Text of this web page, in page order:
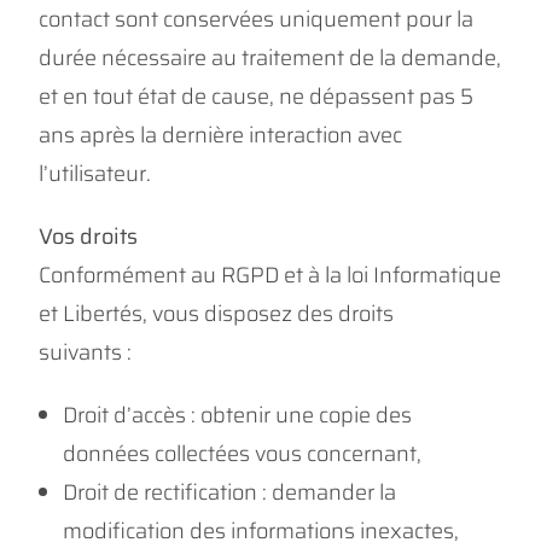
contact sont conservées uniquement pour la
durée nécessaire au traitement de la demande,
et en tout état de cause, ne dépassent pas 5
ans après la dernière interaction avec
l’utilisateur.
Vos droits
Conformément au RGPD et à la loi Informatique
et Libertés, vous disposez des droits
suivants :
Droit d’accès : obtenir une copie des
données collectées vous concernant,
Droit de rectification : demander la
modification des informations inexactes,